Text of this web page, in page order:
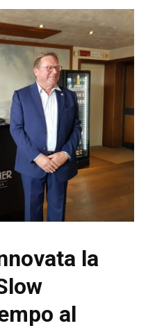
la
al